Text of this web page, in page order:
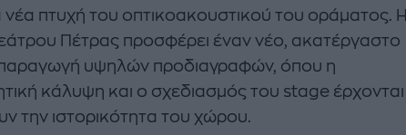
νέα πτυχή του οπτικοακουστικού του οράματος. Η
Πέτρας προσφέρει έναν νέο, ακατέργαστο
παραγωγή υψηλών προδιαγραφών, όπου η
κάλυψη και ο σχεδιασμός του stage έρχονται
την ιστορικότητα του χώρου.